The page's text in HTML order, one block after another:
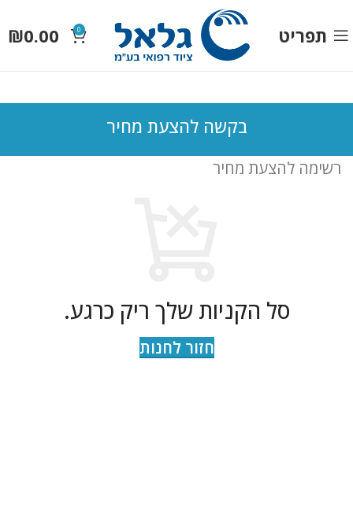
תפריט 0
₪0.00
בקשה להצעת מחיר
רשימה להצעת מחיר
סל הקניות שלך ריק כרגע.
חזור לחנות